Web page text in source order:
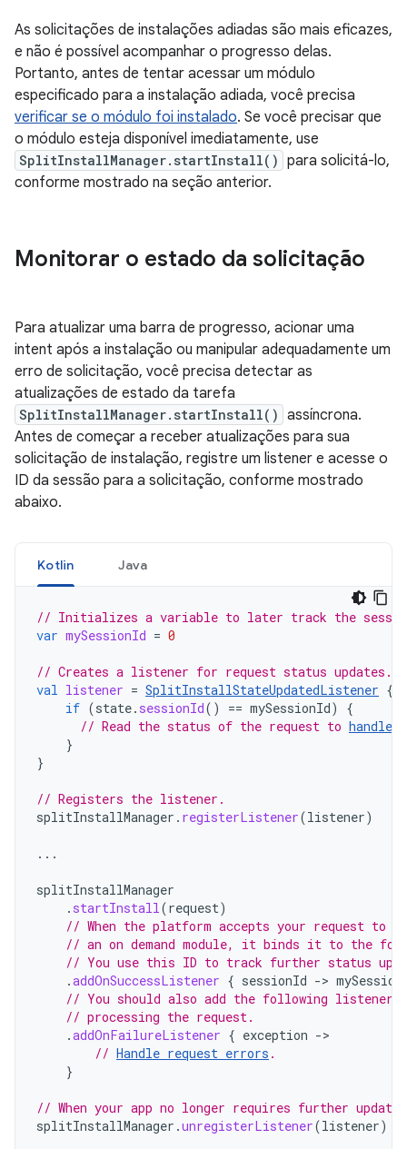
As solicitações de instalações adiadas são mais eficazes,
e não é possível acompanhar o progresso delas.
Portanto, antes de tentar acessar um módulo
especificado para a instalação adiada, você precisa
verificar se o módulo foi instalado. Se você precisar que
o módulo esteja disponível imediatamente, use
SplitInstallManager.startInstall() para solicitá-lo,
conforme mostrado na seção anterior.
Monitorar o estado da solicitação
Para atualizar uma barra de progresso, acionar uma
intent após a instalação ou manipular adequadamente um
erro de solicitação, você precisa detectar as
atualizações de estado da tarefa
SplitInstallManager.startInstall() assíncrona.
Antes de começar a receber atualizações para sua
solicitação de instalação, registre um listener e acesse o
ID da sessão para a solicitação, conforme mostrado
abaixo.
Kotlin Java
// Initializes a variable to later track the
var mySessionId = 0
// Creates a listener for request status updates.
val listener = SplitInstallStateUpdatedListener {
if (state. sessionId() == mySessionId)
{
// Read the status of the request to handle
}
}
// Registers the listener.
splitInstallManager . registerListener(listener)
...
splitInstallManager
. startInstall(request)
// When the platform accepts your request to
// an on demand module, it binds it to the
// You use this ID to track further status
.addOnSuccessListener { sessionId ->
// You should also add the following listener
// processing the request.
.addOnFailureListener { exception -
// Handle request errors .
}
// When your app no longer requires further
splitInstallManager .unregisterListener(listener)